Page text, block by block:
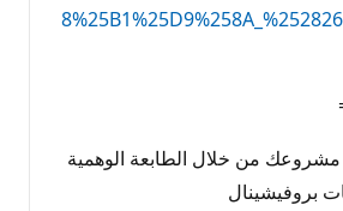
من خلال الطابعة الوهمية
بروفيشينال